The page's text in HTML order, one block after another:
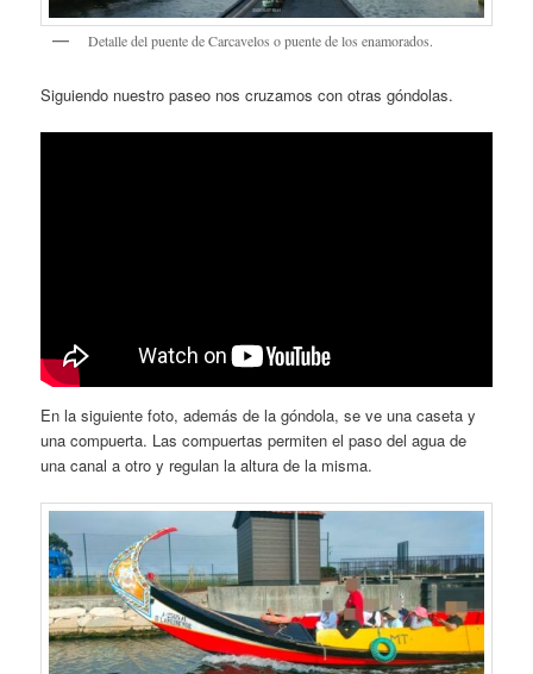
Detalle del puente de Carcavelos o puente de los enamorados.
Siguiendo nuestro paseo nos cruzamos con otras góndolas.
En la siguiente foto, además de la góndola, se ve una caseta y
una compuerta. Las compuertas permiten el paso del agua de
una canal a otro y regulan la altura de la misma.